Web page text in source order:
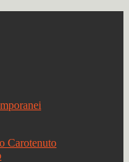
Carotenuto